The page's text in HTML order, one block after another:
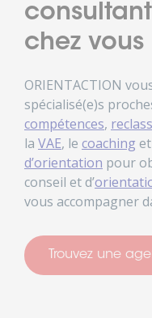
chez vous
ORIENTACTION
spécialisé(e)s
compétences,
la VAE, le coaching
d’orientation pour
conseil et d’
vous accompagner
Trouvez une